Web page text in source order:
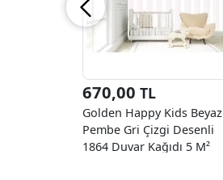
670,00 TL
Golden Happy Kids Beyaz
Pembe Gri Çizgi Desenli
1864 Duvar Kağıdı 5 M²